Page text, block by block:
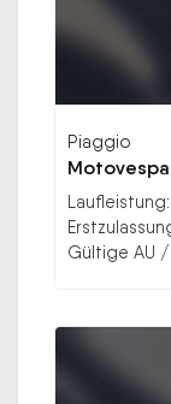
Piaggio
Gültige AU /